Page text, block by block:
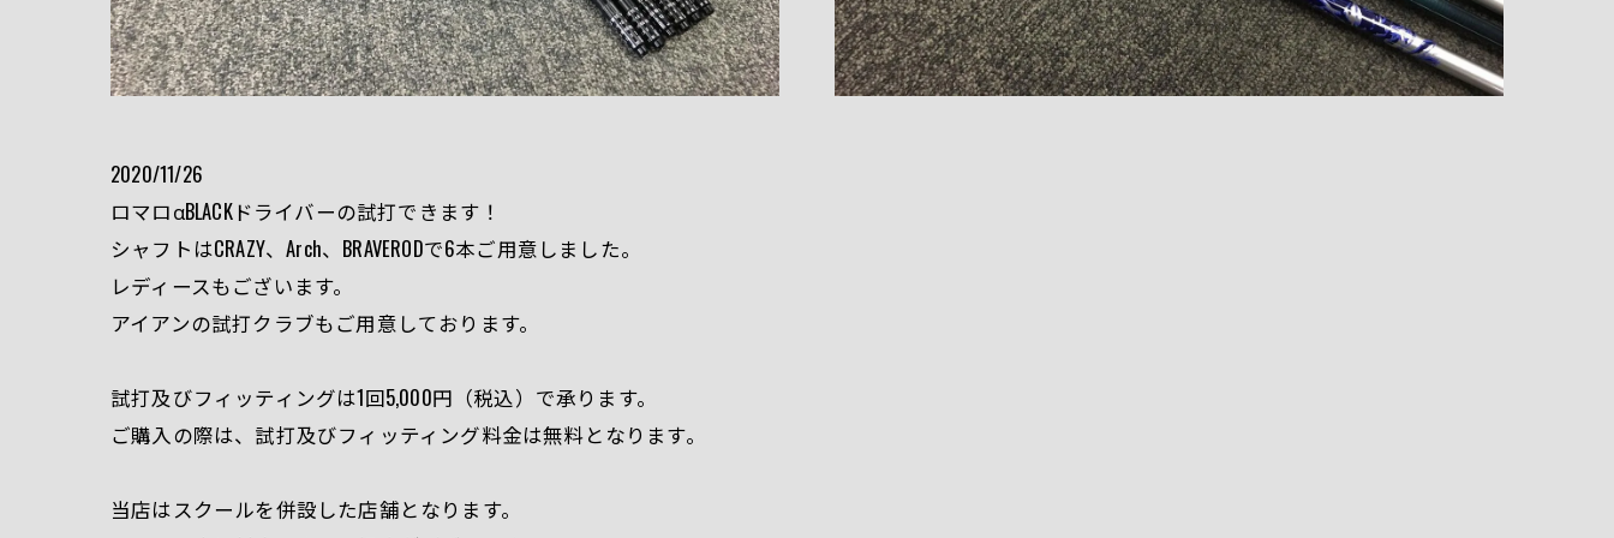
2020/11/26
ロマロαBLACKドライバーの試打できます！
シャフトはCRAZY、Arch、BRAVERODで6本ご用意しました。
レディースもございます。
アイアンの試打クラブもご用意しております。
試打及びフィッティングは1回5,000円（税込）で承ります。
ご購入の際は、試打及びフィッティング料金は無料となります。
当店はスクールを併設した店舗となります。